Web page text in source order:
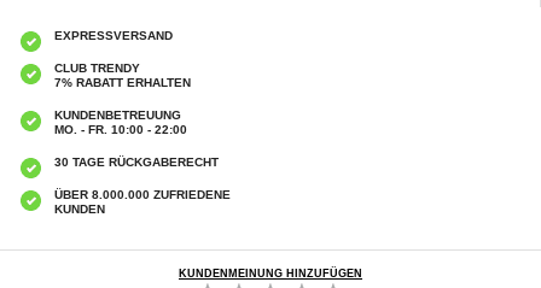
EXPRESSVERSAND
CLUB TRENDY
7% RABATT ERHALTEN
KUNDENBETREUUNG
MO. - FR. 10:00 - 22:00
30 TAGE RÜCKGABERECHT
ÜBER 8.000.000 ZUFRIEDENE
KUNDEN
KUNDENMEINUNG HINZUFÜGEN